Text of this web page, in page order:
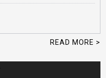
READ MORE >